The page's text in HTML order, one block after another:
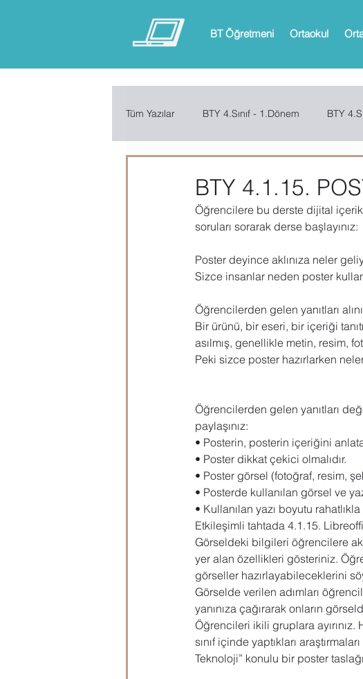
BT Öğretmeni Ortaokul
Tüm Yazılar BTY 4.Sınıf - 1.Dönem BTY
ARDUINO App Inventor Web 2.0
Microsoft Excel Microsoft InfoPath
Microsoft Publisher Microsoft Sharepoint
BTY 4.1.15.
Öğrencilere bu derste dijital
soruları sorarak derse başlayınız:
Poster deyince aklınıza neler
Sizce insanlar neden poster
Öğrencilerden gelen yanıtları
Bir ürünü, bir eseri, bir içeriği
asılmış, genellikle metin, resim,
Peki sizce poster hazırlarken
Öğrencilerden gelen yanıtları
paylaşınız:
• Posterin, posterin içeriğini
• Poster dikkat çekici olmalıdır.
• Poster görsel (fotoğraf, resim,
• Posterde kullanılan görsel ve
• Kullanılan yazı boyutu rahatlıkla
Etkileşimli tahtada 4.1.15.
Görseldeki bilgileri öğrencilere
yer alan özellikleri gösteriniz.
görseller hazırlayabileceklerini
Görselde verilen adımları
yanınıza çağırarak onların
Öğrencileri ikili gruplara ayırınız.
sınıf içinde yaptıkları
Teknoloji” konulu bir poster